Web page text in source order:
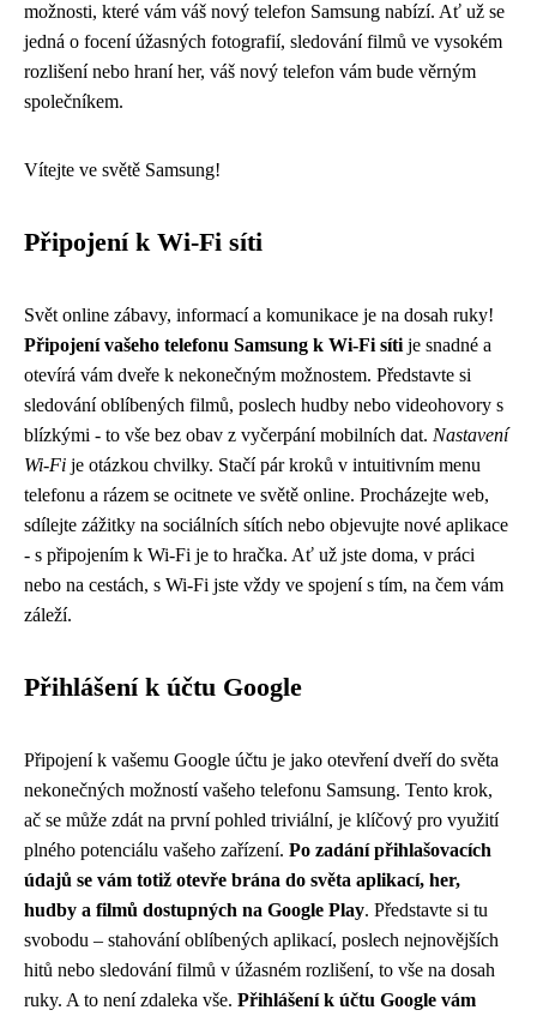
možnosti, které vám váš nový telefon Samsung nabízí. Ať už se
jedná o focení úžasných fotografií, sledování filmů ve vysokém
rozlišení nebo hraní her, váš nový telefon vám bude věrným
společníkem.
Vítejte ve světě Samsung!
Připojení k Wi-Fi síti
Svět online zábavy, informací a komunikace je na dosah ruky!
Připojení vašeho telefonu Samsung k Wi-Fi síti je snadné a
otevírá vám dveře k nekonečným možnostem. Představte si
sledování oblíbených filmů, poslech hudby nebo videohovory s
blízkými - to vše bez obav z vyčerpání mobilních dat. Nastavení
Wi-Fi je otázkou chvilky. Stačí pár kroků v intuitivním menu
telefonu a rázem se ocitnete ve světě online. Procházejte web,
sdílejte zážitky na sociálních sítích nebo objevujte nové aplikace
- s připojením k Wi-Fi je to hračka. Ať už jste doma, v práci
nebo na cestách, s Wi-Fi jste vždy ve spojení s tím, na čem vám
záleží.
Přihlášení k účtu Google
Připojení k vašemu Google účtu je jako otevření dveří do světa
nekonečných možností vašeho telefonu Samsung. Tento krok,
ač se může zdát na první pohled triviální, je klíčový pro využití
plného potenciálu vašeho zařízení. Po zadání přihlašovacích
údajů se vám totiž otevře brána do světa aplikací, her,
hudby a filmů dostupných na Google Play. Představte si tu
svobodu – stahování oblíbených aplikací, poslech nejnovějších
hitů nebo sledování filmů v úžasném rozlišení, to vše na dosah
ruky. A to není zdaleka vše. Přihlášení k účtu Google vám